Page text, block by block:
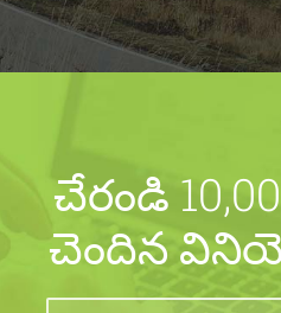
చేరండి
చెందిన